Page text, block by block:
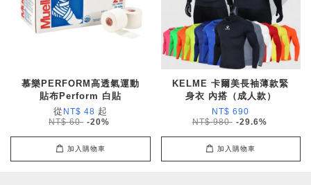
慕樂PERFORM高透氣運動
貼布Perform 白貼
從 NT$ 48 起
NT$ 60 -20%
加入購物車
KELME 卡爾美長袖薄款緊
身衣 內搭（成人款）
NT$ 690
NT$ 980 -29.6%
加入購物車